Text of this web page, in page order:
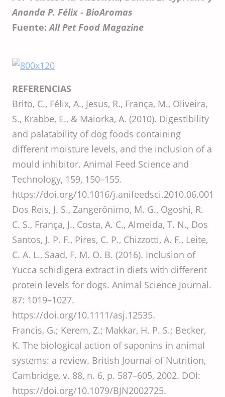
Ananda P. Félix - BioAromas
Fuente:All Pet Food Magazine
REFERENCIAS
Brito, C., Félix, A., Jesus, R., França, M., Oliveira,
S., Krabbe, E., & Maiorka, A. (2010). Digestibility
and palatability of dog foods containing
different moisture levels, and the inclusion of a
mould inhibitor. Animal Feed Science and
Technology, 159, 150–155.
https://doi.org/10.1016/j.anifeedsci.2010.06.001
Dos Reis, J. S., Zangerônimo, M. G., Ogoshi, R.
C. S., França, J., Costa, A. C., Almeida, T. N., Dos
Santos, J. P. F., Pires, C. P., Chizzotti, A. F., Leite,
C. A. L., Saad, F. M. O. B. (2016). Inclusion of
Yucca schidigera extract in diets with different
protein levels for dogs. Animal Science Journal.
87: 1019–1027.
https://doi.org/10.1111/asj.12535.
Francis, G.; Kerem, Z.; Makkar, H. P. S.; Becker,
K. The biological action of saponins in animal
systems: a review. British Journal of Nutrition,
Cambridge, v. 88, n. 6, p. 587–605, 2002. DOI:
https://doi.org/10.1079/BJN2002725.